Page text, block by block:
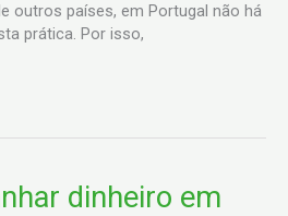
outros países, em Portugal não há
prática. Por isso,
dinheiro em